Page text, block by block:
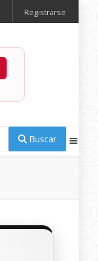
Registrarse
Buscar